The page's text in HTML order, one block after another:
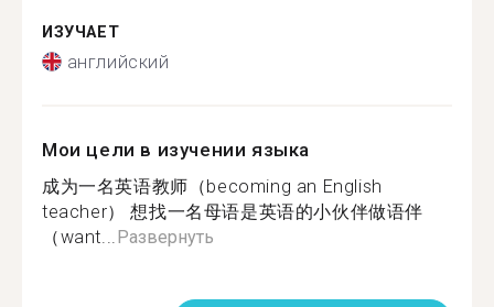
ИЗУЧАЕТ
английский
Мои цели в изучении языка
成为一名英语教师（becoming an English
teacher） 想找一名母语是英语的小伙伴做语伴
（want... Развернуть